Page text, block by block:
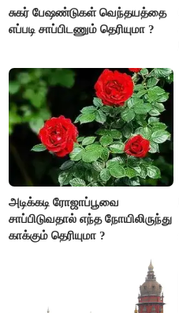
சுகர் பேஷண்டுகள் வெந்தயத்தை
எப்படி சாப்பிடணும் தெரியுமா ?
அடிக்கடி ரோஜாப்பூவை
சாப்பிடுவதால் எந்த நோயிலிருந்து
காக்கும் தெரியுமா ?